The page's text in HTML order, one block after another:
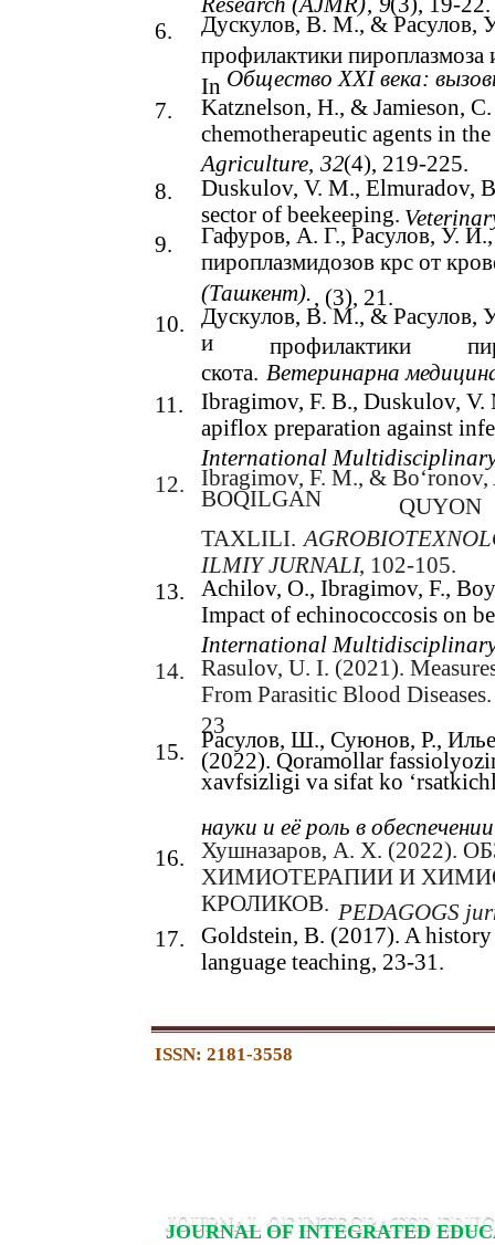
ISSN: 2181-3558
6.
Дускулов, В. М., & Расулов,
профилактики пироплазмоза
In Общество XXI века:
7.
Katznelson, H., & Jamieson,
chemotherapeutic agents in
Agriculture, 32(4), 219-225.
8.
Duskulov, V. M., Elmuradov,
sector of beekeeping.
9.
Гафуров, А. Г., Расулов, У.
пироплазмидозов крс от
(Ташкент)., (3), 21.
10.
Дускулов, В. М., & Расулов,
и
профилактики
скота. Ветеринарна
11.
Ibragimov, F. B., Duskulov,
apiflox preparation against
International
12.
Ibragimov, F. M., &
BOQILGAN
QUYON
TAXLILI.
ILMIY JURNALI, 102-105.
13.
Achilov, O., Ibragimov, F.,
Impact of echinococcosis on
International
14.
Rasulov, U. I. (2021).
From Parasitic Blood Diseases.
23
15.
Расулов, Ш., Суюнов, Р.,
(2022). Qoramollar
xavfsizligi va sifat ko
науки и её роль в
16.
Хушназаров, А. Х.
ХИМИОТЕРАПИИ И
КРОЛИКОВ. PEDAGOGS
17.
Goldstein, B. (2017). A
language teaching, 23-31.
JOURNAL OF INTEGRATED